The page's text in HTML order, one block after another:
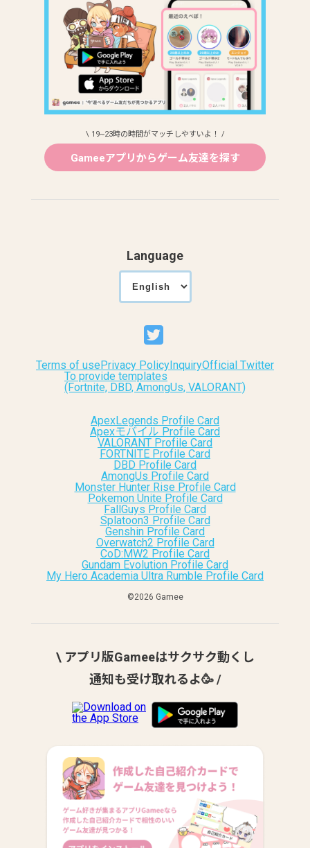
\ 19~23時の時間がマッチしやすいよ！ /
Gameeアプリからゲーム友達を探す
Language
Terms of usePrivacy Policy InquiryOfficial Twitter
To provide templates
(Fortnite, DBD, AmongUs, VALORANT)
ApexLegends Profile Card
Apexモバイル Profile Card
VALORANT Profile Card
FORTNITE Profile Card
DBD Profile Card
AmongUs Profile Card
Monster Hunter Rise Profile Card
Pokemon Unite Profile Card
FallGuys Profile Card
Splatoon3 Profile Card
Genshin Profile Card
Overwatch2 Profile Card
CoD:MW2 Profile Card
Gundam Evolution Profile Card
My Hero Academia Ultra Rumble Profile Card
©︎2026 Gamee
\ アプリ版Gameeはサクサク動くし
通知も受け取れるよ🥳 /